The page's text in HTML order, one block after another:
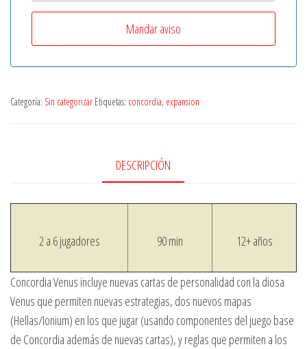
e
i
c
+
Categoría: Sin categorizar Etiquetas: concordia, expansion
DESCRIPCIÓN
2 a 6 jugadores 90 min 12+ años
Concordia Venus incluye nuevas cartas de personalidad con la diosa
Venus que permiten nuevas estrategias, dos nuevos mapas
(Hellas/Ionium) en los que jugar (usando componentes del juego base
de Concordia además de nuevas cartas), y reglas que permiten a los